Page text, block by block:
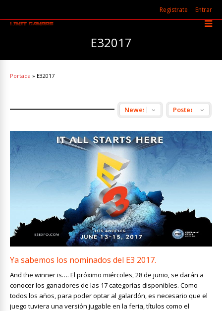
Registrate Entrar
E32017
Portada » E32017
Ya sabemos los nominados del E3 2017.
And the winner is…. El próximo miércoles, 28 de junio, se darán a
conocer los ganadores de las 17 categorías disponibles. Como
todos los años, para poder optar al galardón, es necesario que el
juego tuviera una versión jugable en la feria, títulos como el